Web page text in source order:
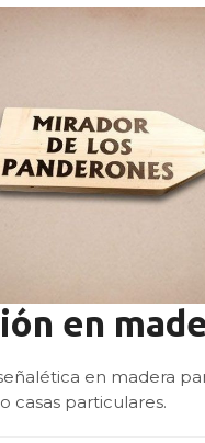
en
en madera
casas particulares.